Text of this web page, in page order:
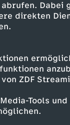
Dabei
direkten
ZDF
Tools